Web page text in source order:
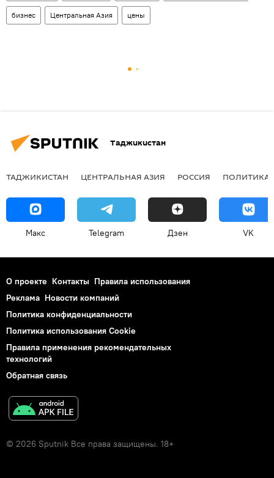
бизнес Центральная Азия цены
Таджикистан
ТАДЖИКИСТАН ЦЕНТРАЛЬНАЯ АЗИЯ РОССИЯ ПОЛИТИКА
Макс Telegram Дзен VK
О проекте Контакты Правила использования
Реклама Новости компаний
Политика конфиденциальности
Политика использования Cookie
Правила применения рекомендательных
технологий
Обратная связь
© 2026 Sputnik Все права защищены. 18+